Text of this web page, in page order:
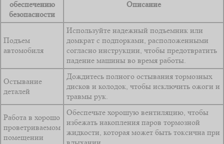
обеспечению
безопасности
Описание
Подъем
автомобиля
Используйте надежный подъемник или
домкрат с подпорками, расположенными
согласно инструкции, чтобы предотвратить
падение машины во время работы.
Остывание
деталей
Дождитесь полного остывания тормозных
дисков и колодок, чтобы исключить ожоги и
травмы рук.
Работа в хорошо
проветриваемом
помещении
Обеспечьте хорошую вентиляцию, чтобы
избежать накопления паров тормозной
жидкости, которая может быть токсична при